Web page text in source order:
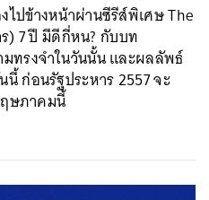
ปข้างหน้าผ่านซีรีส์พิเศษ The
) 7 ปี มีดีกี่หน? กับบท
ทรงจำในวันนั้น และผลลัพธ์
ก่อนรัฐประหาร 2557 จะ
ษภาคมนี้